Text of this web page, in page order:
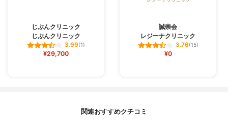
じぶんクリニック
じぶんクリニック
3.99(1)
¥29,700
誠崇会
レジーナクリニック
3.76(15)
¥0
関連おすすめクチコミ